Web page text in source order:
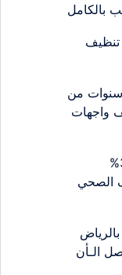
بالكامل
تنظيف
شركة تنظيف واجهات بالرياض 10سنوات من
واجهات
شركة تنظيف بيارات بالرياض بـ35%
الصحي